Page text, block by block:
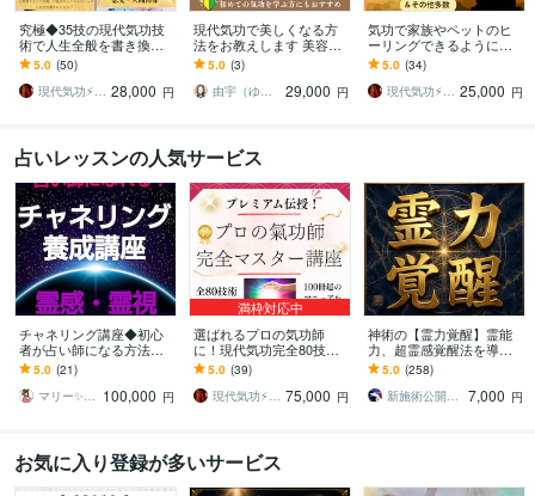
究極◆35技の現代気功技
術で人生全般を書き換え
ます 気功を極めて本気の
人生改革♡全300頁以上の
充実テキスト
5.0 (50)
現代気功⚡神念伝達師＠SHANTY巫香 28,000 円
現代気功で美しくなる方
法をお教えします 美容気
功・リラクゼーション｜
情報空間の書き換え
5.0 (3)
由宇（ゆぅ）｜気功師
29,000 円
気功で家族やペットのヒ
ーリングできるようにな
ります 技術伝授や遠隔＆
ペットヒーリングも学べ
る気功師ヒーラー講座
5.0 (34)
現代気功⚡神念伝達師＠SHANTY巫香 25,000 円
占いレッスンの人気サービス
チャネリング講座◆初心
者が占い師になる方法教
えます エネルギー伝授◆
すぐに占い師としてデビ
ューできます☆ミ
5.0 (21)
マリー✨霊感霊視占い✨気持ち、復縁、複雑 100,000 円
満枠対応中
選ばれるプロの気功師
に！現代気功完全80技講
座ます 情報空間を書き換
えて気功の本質までわか
る100冊超のテキスト
5.0 (39)
現代気功⚡神念伝達師＠SHANTY巫香 75,000 円
神術の【霊力覚醒】霊能
力、超霊感覚醒法を導き
ます 霊能力や霊感を求め
る方へ『霊的奥義伝承
者』が霊能力伝授します
5.0 (258)
新施術公開→≪相手意識強制変化≫◆星桜龍
7,000 円
お気に入り登録が多いサービス